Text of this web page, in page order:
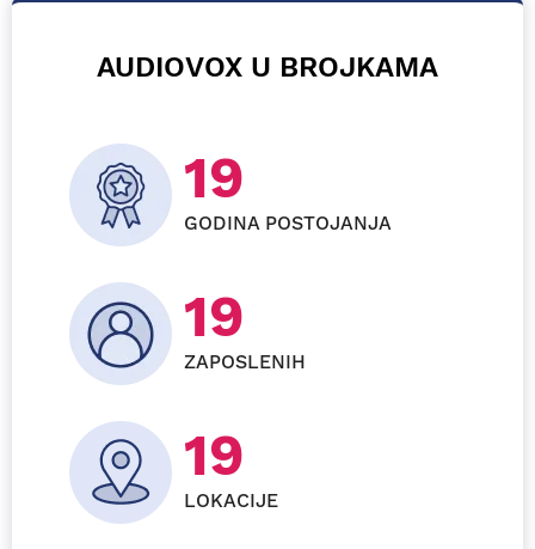
AUDIOVOX U BROJKAMA
26
GODINA POSTOJANJA
29
ZAPOSLENIH
24
LOKACIJE